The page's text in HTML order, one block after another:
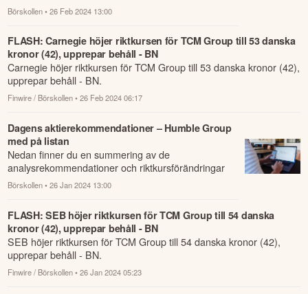
som har rapporterats om idag den 26 februari.
Börskollen • 26 Feb 2024 13:00
FLASH: Carnegie höjer riktkursen för TCM Group till 53 danska
kronor (42), upprepar behåll - BN
Carnegie höjer riktkursen för TCM Group till 53 danska kronor (42),
upprepar behåll - BN.
Finwire / Börskollen • 26 Feb 2024 06:17
Dagens aktierekommendationer – Humble Group
med på listan
Nedan finner du en summering av de
analysrekommendationer och riktkursförändringar
som har rapporterats om idag den 26 januari.
Börskollen • 26 Jan 2024 13:00
FLASH: SEB höjer riktkursen för TCM Group till 54 danska
kronor (42), upprepar behåll - BN
SEB höjer riktkursen för TCM Group till 54 danska kronor (42),
upprepar behåll - BN.
Finwire / Börskollen • 26 Jan 2024 05:23